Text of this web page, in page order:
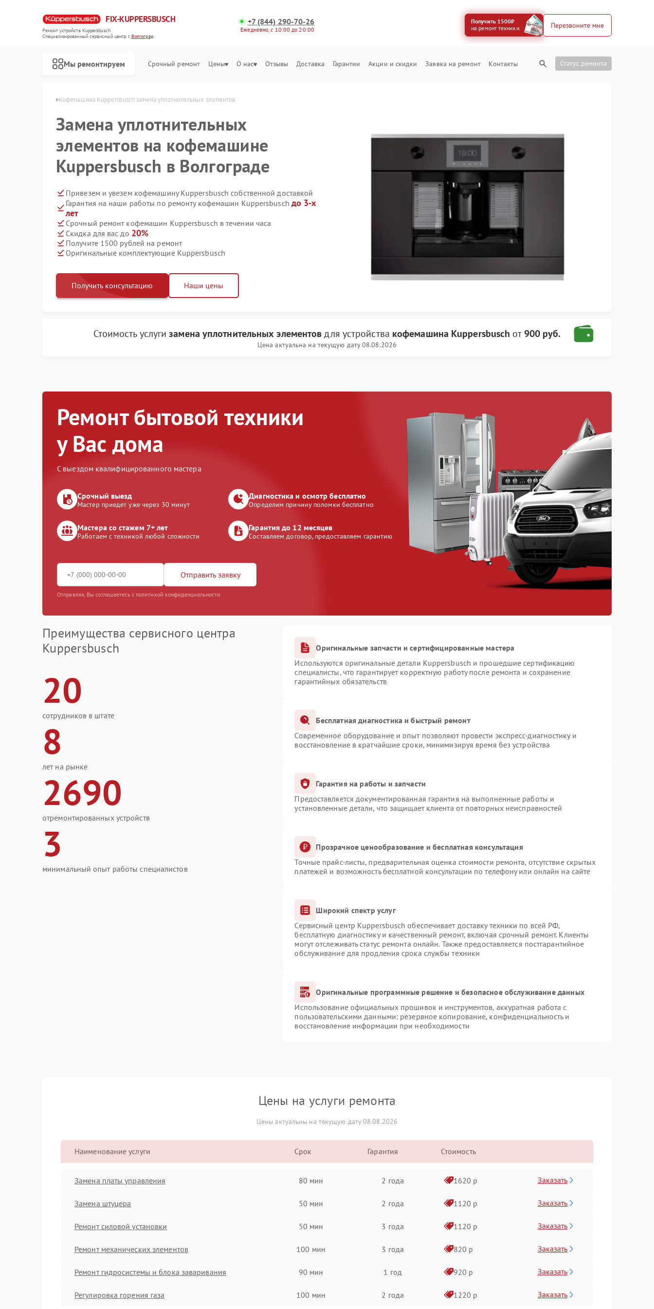
FIX-KUPPERSBUSCH
Ремонт устройств Kuppersbusch
Специализированный cервисный центр г.Волгоград
+7 (844) 290-70-26
Ежедневно, с 10:00 до 20:00
Получить 1500₽
на ремонт техники
Перезвоните мне
Мы ремонтируем Срочный ремонт Цены О нас Отзывы Доставка Гарантии Акции и скидки Заявка на ремонт Контакты Статус ремонта
Кофемашина Kuppersbusch замена уплотнительных элементов
Замена уплотнительных
элементов на кофемашине
Kuppersbusch в Волгограде
Привезем и увезем кофемашину Kuppersbusch собственной доставкой
Гарантия на наши работы по ремонту кофемашин Kuppersbusch до 3-х
лет
Срочный ремонт кофемашин Kuppersbusch в течении часа
Скидка для вас до 20%
Получите 1500 рублей на ремонт
Оригинальные комплектующие Kuppersbusch
Получить консультацию Наши цены
Стоимость услугизамена уплотнительных элементовдля устройства кофемашина Kuppersbusch от 900 руб.
Цена актуальна на текущую дату 08.08.2026
Ремонт бытовой техники
у Вас дома
С выездом квалифицированного мастера
Срочный выезд
Мастер приедет уже через 30 минут
Диагностика и осмотр бесплатно
Определим причину поломки бесплатно
Мастера со стажем 7+ лет
Работаем с техникой любой сложности
Гарантия до 12 месяцев
Составляем договор, предоставляем гарантию
Отправить заявку
Отправляя, Вы соглашаетесь с политикой конфиденциальности
Преимущества сервисного центра
Kuppersbusch
20
сотрудников в штате
8
лет на рынке
2690
отремонтированных устройств
3
минимальный опыт работы специалистов
Оригинальные запчасти и сертифицированные мастера
Используются оригинальные детали Kuppersbusch и прошедшие сертификацию
специалисты, что гарантирует корректную работу после ремонта и сохранение
гарантийных обязательств
Бесплатная диагностика и быстрый ремонт
Современное оборудование и опыт позволяют провести экспресс-диагностику и
восстановление в кратчайшие сроки, минимизируя время без устройства
Гарантия на работы и запчасти
Предоставляется документированная гарантия на выполненные работы и
установленные детали, что защищает клиента от повторных неисправностей
Прозрачное ценообразование и бесплатная консультация
Точные прайс-листы, предварительная оценка стоимости ремонта, отсутствие скрытых
платежей и возможность бесплатной консультации по телефону или онлайн на сайте
Широкий спектр услуг
Сервисный центр Kuppersbusch обеспечивает доставку техники по всей РФ,
бесплатную диагностику и качественный ремонт, включая срочный ремонт. Клиенты
могут отслеживать статус ремонта онлайн. Также предоставляется постгарантийное
обслуживание для продления срока службы техники
Оригинальные программные решение и безопасное обслуживание данных
Использование официальных прошивок и инструментов, аккуратная работа с
пользовательскими данными: резервное копирование, конфиденциальность и
восстановление информации при необходимости
Цены на услуги ремонта
Цены актуальны на текущую дату 08.08.2026
Наименование услуги Срок Гарантия Стоимость
Замена платы управления 80 мин 2 года 1620 р Заказать
Замена штуцера 50 мин 2 года 1120 р Заказать
Ремонт силовой установки 50 мин 3 года 1120 р Заказать
Ремонт механических элементов 100 мин 3 года 820 р Заказать
Ремонт гидросистемы и блока заваривания 90 мин 1 год 920 р Заказать
Регулировка горения газа 100 мин 2 года 1220 р Заказать